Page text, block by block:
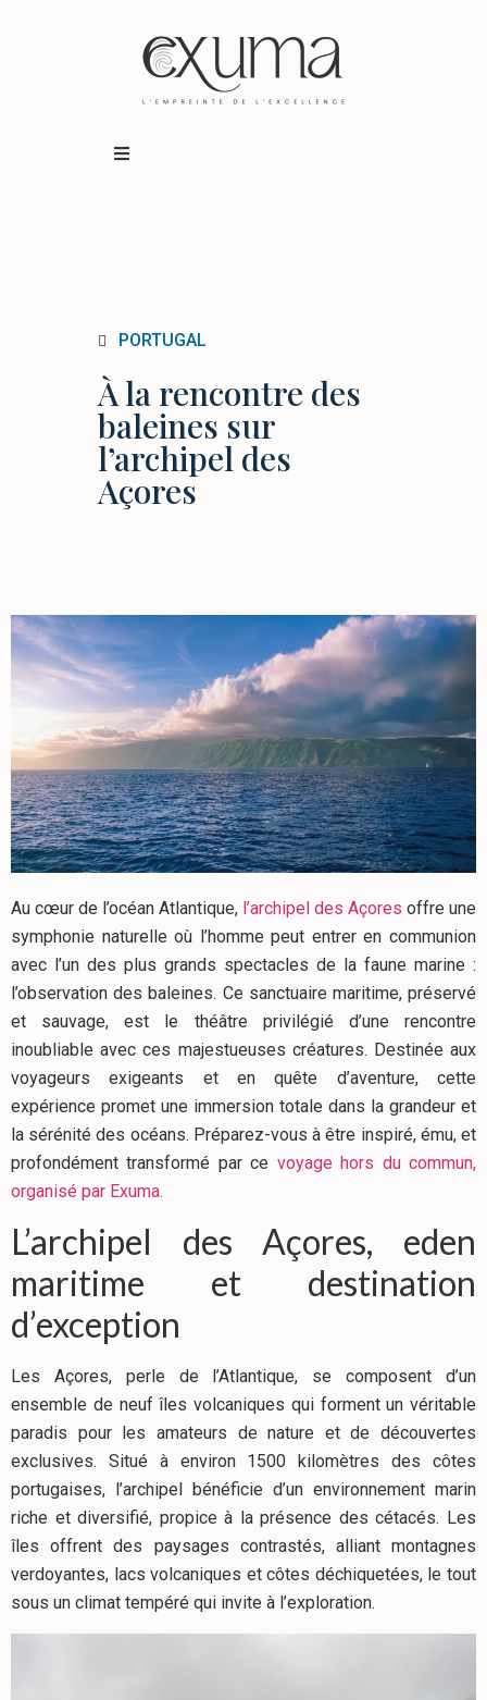
BUSINESS TRAVEL
PORTUGAL
À la rencontre des
baleines sur
l’archipel des
Açores
Au cœur de l’océan Atlantique, l’archipel des Açores offre une
symphonie naturelle où l’homme peut entrer en communion
avec l’un des plus grands spectacles de la faune marine :
l’observation des baleines. Ce sanctuaire maritime, préservé
et sauvage, est le théâtre privilégié d’une rencontre
inoubliable avec ces majestueuses créatures. Destinée aux
voyageurs exigeants et en quête d’aventure, cette
expérience promet une immersion totale dans la grandeur et
la sérénité des océans. Préparez-vous à être inspiré, ému, et
profondément transformé par ce voyage hors du commun,
organisé par Exuma.
L’archipel des Açores, eden
maritime et destination
d’exception
Les Açores, perle de l’Atlantique, se composent d’un
ensemble de neuf îles volcaniques qui forment un véritable
paradis pour les amateurs de nature et de découvertes
exclusives. Situé à environ 1500 kilomètres des côtes
portugaises, l’archipel bénéficie d’un environnement marin
riche et diversifié, propice à la présence des cétacés. Les
îles offrent des paysages contrastés, alliant montagnes
verdoyantes, lacs volcaniques et côtes déchiquetées, le tout
sous un climat tempéré qui invite à l’exploration.